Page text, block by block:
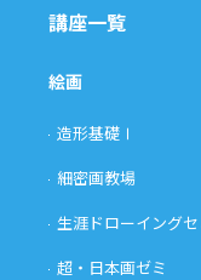
講座一覧
絵画
造形基礎Ⅰ
細密画教場
生涯ドローイング
超・日本画ゼミ